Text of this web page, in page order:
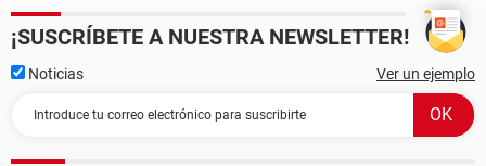
¡SUSCRÍBETE A NUESTRA NEWSLETTER!
Noticias Ver un ejemplo